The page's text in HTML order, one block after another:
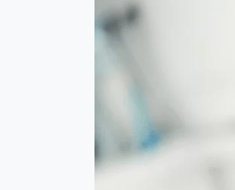
contato@dablan.com.br